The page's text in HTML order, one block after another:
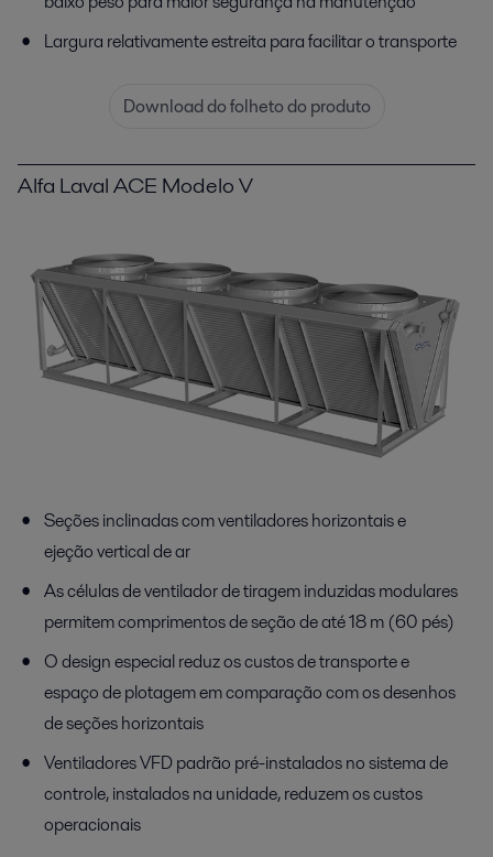
Largura relativamente estreita para facilitar o transporte
Download do folheto do produto
Alfa Laval ACE Modelo V
Seções inclinadas com ventiladores horizontais e
ejeção vertical de ar
As células de ventilador de tiragem induzidas modulares
permitem comprimentos de seção de até 18 m (60 pés)
O design especial reduz os custos de transporte e
espaço de plotagem em comparação com os desenhos
de seções horizontais
Ventiladores VFD padrão pré-instalados no sistema de
controle, instalados na unidade, reduzem os custos
operacionais